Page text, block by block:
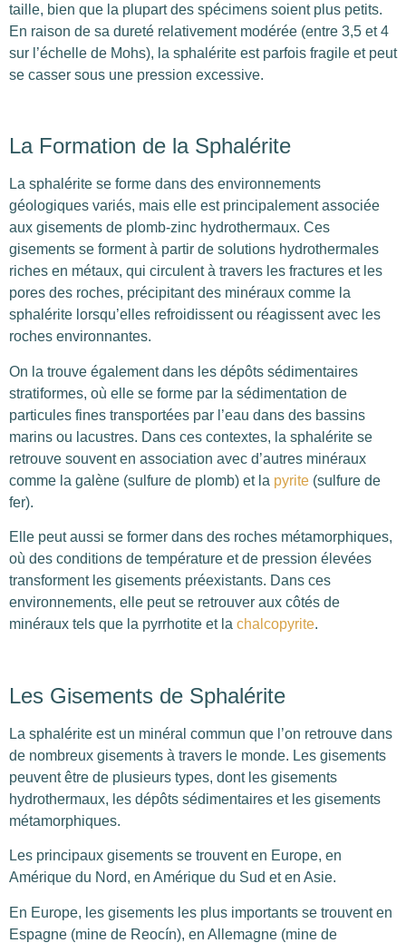
taille, bien que la plupart des spécimens soient plus petits.
En raison de sa dureté relativement modérée (entre 3,5 et 4
sur l’échelle de Mohs), la sphalérite est parfois fragile et peut
se casser sous une pression excessive.
La Formation de la Sphalérite
La sphalérite se forme dans des environnements
géologiques variés, mais elle est principalement associée
aux gisements de plomb-zinc hydrothermaux. Ces
gisements se forment à partir de solutions hydrothermales
riches en métaux, qui circulent à travers les fractures et les
pores des roches, précipitant des minéraux comme la
sphalérite lorsqu’elles refroidissent ou réagissent avec les
roches environnantes.
On la trouve également dans les dépôts sédimentaires
stratiformes, où elle se forme par la sédimentation de
particules fines transportées par l’eau dans des bassins
marins ou lacustres. Dans ces contextes, la sphalérite se
retrouve souvent en association avec d’autres minéraux
comme la galène (sulfure de plomb) et la pyrite (sulfure de
fer).
Elle peut aussi se former dans des roches métamorphiques,
où des conditions de température et de pression élevées
transforment les gisements préexistants. Dans ces
environnements, elle peut se retrouver aux côtés de
minéraux tels que la pyrrhotite et la chalcopyrite.
Les Gisements de Sphalérite
La sphalérite est un minéral commun que l’on retrouve dans
de nombreux gisements à travers le monde. Les gisements
peuvent être de plusieurs types, dont les gisements
hydrothermaux, les dépôts sédimentaires et les gisements
métamorphiques.
Les principaux gisements se trouvent en Europe, en
Amérique du Nord, en Amérique du Sud et en Asie.
En Europe, les gisements les plus importants se trouvent en
Espagne (mine de Reocín), en Allemagne (mine de